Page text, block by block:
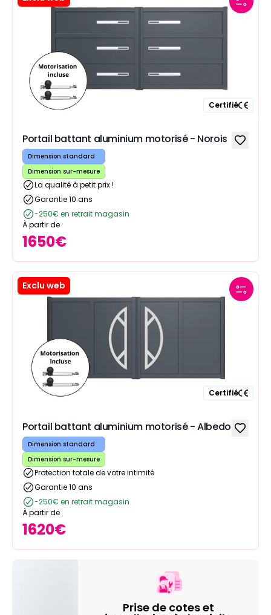
Certifié
Portail battant aluminium motorisé - Norois
Dimension standard
Dimension sur-mesure
La qualité à petit prix !
Garantie 10 ans
-250€ en retrait magasin
À partir de
1650€
Exclu web
Certifié
Portail battant aluminium motorisé - Albedo
Dimension standard
Dimension sur-mesure
Protection totale de votre intimité
Garantie 10 ans
-250€ en retrait magasin
À partir de
1620€
Prise de cotes et